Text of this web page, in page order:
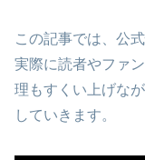
この記事では、公
実際に読者やファ
理もすくい上げな
していきます。